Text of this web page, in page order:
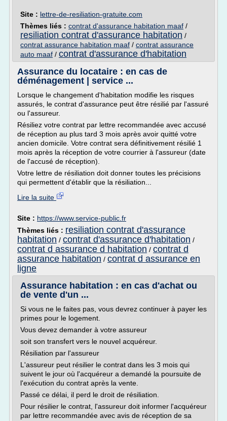
Site : lettre-de-resiliation-gratuite.com
Thèmes liés : contrat d'assurance habitation maaf /
resiliation contrat d'assurance habitation /
contrat assurance habitation maaf / contrat assurance
auto maaf / contrat d'assurance d'habitation
Assurance du locataire : en cas de
déménagement | service ...
Lorsque le changement d'habitation modifie les risques
assurés, le contrat d'assurance peut être résilié par l'assuré
ou l'assureur.
Résiliez votre contrat par lettre recommandée avec accusé
de réception au plus tard 3 mois après avoir quitté votre
ancien domicile. Votre contrat sera définitivement résilié 1
mois après la réception de votre courrier à l'assureur (date
de l'accusé de réception).
Votre lettre de résiliation doit donner toutes les précisions
qui permettent d'établir que la résiliation...
Lire la suite
Site : https://www.service-public.fr
Thèmes liés : resiliation contrat d'assurance
habitation / contrat d'assurance d'habitation /
contrat d assurance d habitation / contrat d
assurance habitation / contrat d assurance en
ligne
Assurance habitation : en cas d'achat ou
de vente d'un ...
Si vous ne le faites pas, vous devrez continuer à payer les
primes pour le logement.
Vous devez demander à votre assureur
soit son transfert vers le nouvel acquéreur.
Résiliation par l'assureur
L'assureur peut résilier le contrat dans les 3 mois qui
suivent le jour où l'acquéreur a demandé la poursuite de
l'exécution du contrat après la vente.
Passé ce délai, il perd le droit de résiliation.
Pour résilier le contrat, l'assureur doit informer l'acquéreur
par lettre recommandée avec avis de réception de sa